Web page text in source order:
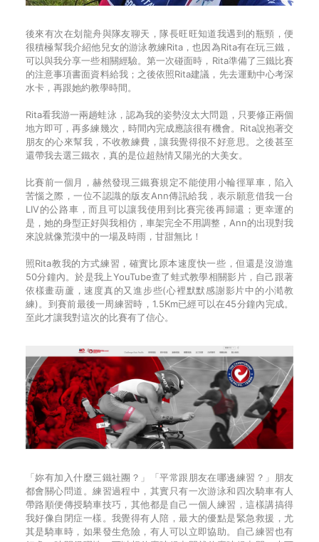
後來有次在划龍舟與隊友聊天，隊長旺旺知道我遇到的瓶頸，便
很積極幫我介紹他兒女的游泳教練Rita，也因為Rita有在玩三鐵，
可以與我分享一些相關經驗。第一次碰面時，Rita準備了三鐵比賽
的注意事項書面資料給我；之後依照Rita建議，先去運動中心考深
水卡，再跟她約教學時間。
Rita看我游一兩趟蛙泳，認為我的姿勢沒太大問題，只要修正兩個
地方即可，再多練幾次，時間內完成應該很有機會。Rita說抱著交
朋友的心來幫我，不收教練費，讓我覺得很不好意思。之後甚至
還帶我去選三鐵衣，真的是位超熱情又陽光的大美女。
比賽前一個月，赫然發現三鐵賽規定不能使用小輪徑單車，陷入
苦惱之際，一位不認識的版友Ann傳訊給我，表示願意借我一台
LIV的公路車，而且可以讓我使用到比賽完後再歸還；更幸運的
是，她的身型正好與我相仿，車架完全不用調整，Ann的出現對我
來說就像荒漠中的一場及時雨，甘甜無比！
照Rita教我的方式練習，確實比原本速度快一些，但還是沒游進
50分鐘內。於是我上YouTube查了蛙式教學相關影片，自己跟著
依樣畫葫蘆，速度真的又進步些(心裡默默感謝影片中的小澔教
練)。到賽前最後一周練習時，1.5Km已經可以在45分鐘內完成。
至此才讓我對這次的比賽有了信心。
「妳有加入什麼三鐵社團？」「平常跟朋友在哪邊練習？」朋友
都會關心問道。練習過程中，其實只有一次游泳和四次騎車有人
帶路順便傳授騎車技巧，其他都是自己一個人練習，這樣講搞得
我好像自閉症一樣。我覺得有人陪，最大的優點是緊急救援，尤
其是騎車時，如果發生危險，有人可以立即協助。自己練習也有